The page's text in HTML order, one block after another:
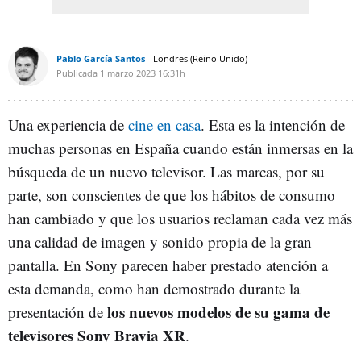
Pablo García Santos
Londres (Reino Unido)
Publicada 1 marzo 2023 16:31h
Una experiencia de cine en casa. Esta es la intención de
muchas personas en España cuando están inmersas en la
búsqueda de un nuevo televisor. Las marcas, por su
parte, son conscientes de que los hábitos de consumo
han cambiado y que los usuarios reclaman cada vez más
una calidad de imagen y sonido propia de la gran
pantalla. En Sony parecen haber prestado atención a
esta demanda, como han demostrado durante la
presentación de los nuevos modelos de su gama de
televisores Sony Bravia XR.